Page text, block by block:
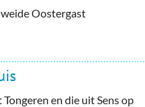
Kinderopvang
Oostergast
en die uit Sens op